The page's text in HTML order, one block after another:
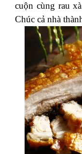
cuộn cùng rau
Chúc cả nhà